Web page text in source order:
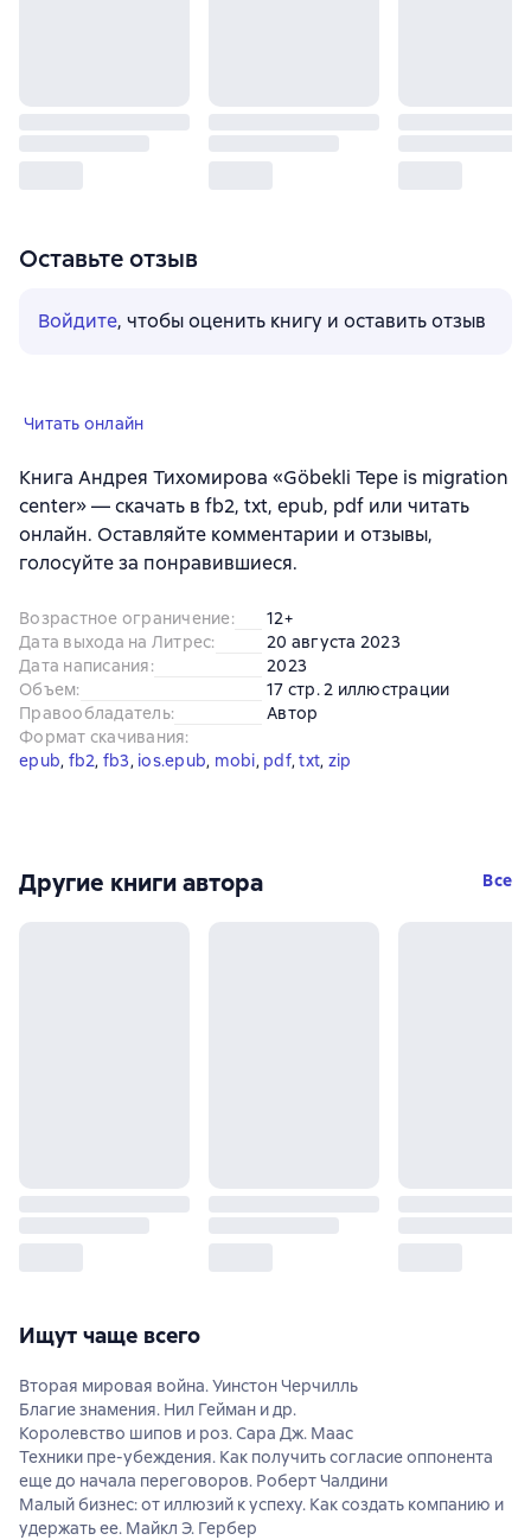
Оставьте отзыв
Войдите, чтобы оценить книгу и оставить отзыв
Читать онлайн
Книга Андрея Тихомирова «Göbekli Tepe is migration
center» — скачать в fb2, txt, epub, pdf или читать
онлайн. Оставляйте комментарии и отзывы,
голосуйте за понравившиеся.
Возрастное ограничение:
12+
Дата выхода на Литрес:
20 августа 2023
Дата написания:
2023
Объем:
17 стр. 2 иллюстрации
Правообладатель:
Автор
Формат скачивания:
epub, fb2, fb3, ios.epub, mobi, pdf, txt, zip
Другие книги автора Все
Ищут чаще всего
Вторая мировая война. Уинстон Черчилль
Благие знамения. Нил Гейман и др.
Королевство шипов и роз. Сара Дж. Маас
Техники пре-убеждения. Как получить согласие оппонента
еще до начала переговоров. Роберт Чалдини
Малый бизнес: от иллюзий к успеху. Как создать компанию и
удержать ее. Майкл Э. Гербер